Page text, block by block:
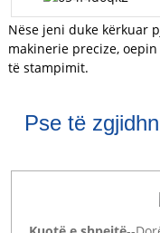
Nëse jeni duke kërkuar
makinerie precize,
të stampimit.
Pse të